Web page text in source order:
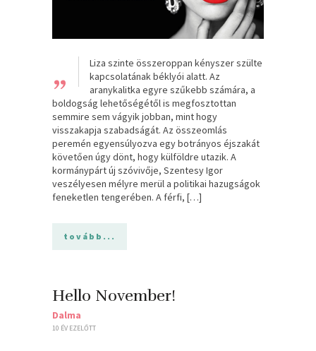
„
Liza szinte összeroppan kényszer szülte
kapcsolatának béklyói alatt. Az
aranykalitka egyre szűkebb számára, a
boldogság lehetőségétől is megfosztottan
semmire sem vágyik jobban, mint hogy
visszakapja szabadságát. Az összeomlás
peremén egyensúlyozva egy botrányos éjszakát
követően úgy dönt, hogy külföldre utazik. A
kormánypárt új szóvivője, Szentesy Igor
veszélyesen mélyre merül a politikai hazugságok
feneketlen tengerében. A férfi, […]
tovább...
Hello November!
Dalma
10 ÉV EZELŐTT